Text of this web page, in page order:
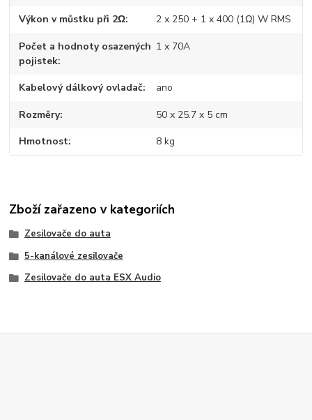
Výkon v můstku při 2Ω 2 x 250 + 1 x 400 (1Ω) W RMS
Počet a hodnoty osazených
pojistek
1 x 70A
Kabelový dálkový ovladač ano
Rozměry 50 x 25.7 x 5 cm
Hmotnost 8 kg
Zboží zařazeno v kategoriích
Zesilovače do auta
5-kanálové zesilovače
Zesilovače do auta ESX Audio